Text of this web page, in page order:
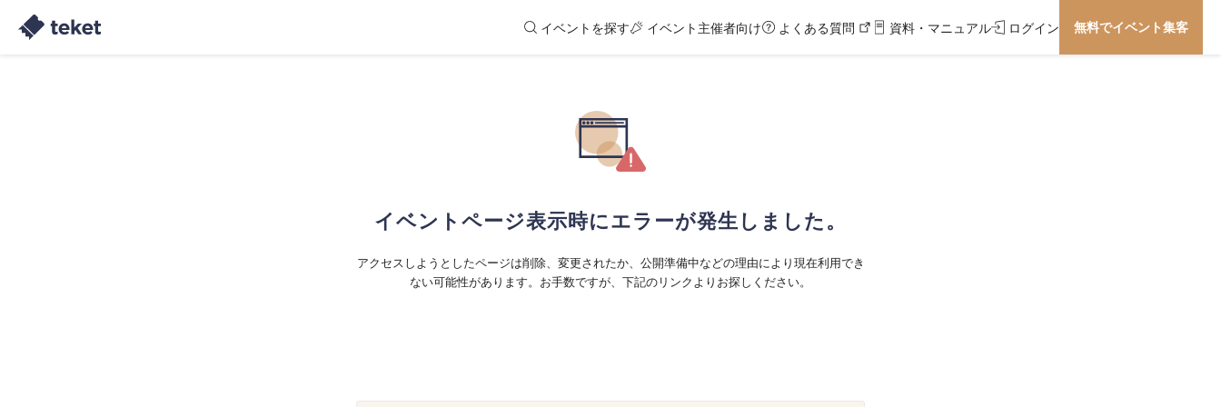
イベントを探す イベント主催者向け よくある質問 資料・マニュアル ログイン 無料でイベント集客
イベントページ表示時にエラーが発生しました。
アクセスしようとしたページは削除、変更されたか、公開準備中などの理由により現在利用でき
ない可能性があります。お手数ですが、下記のリンクよりお探しください。